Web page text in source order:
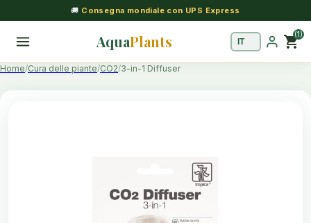
🚚 Consegna mondiale con UPS Express
AquaPlants shopping_cart(1)
Home Cura delle piante CO2 3-in-1 Diffuser